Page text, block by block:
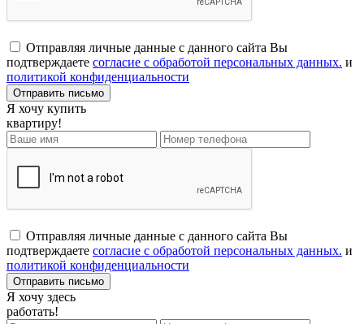
Отправляя личные данные с данного сайта Вы
подтверждаете согласие с обработой персональных данных. и
политикой конфиденциальности
Я хочу купить
квартиру!
Отправляя личные данные с данного сайта Вы
подтверждаете согласие с обработой персональных данных. и
политикой конфиденциальности
Я хочу здесь
работать!